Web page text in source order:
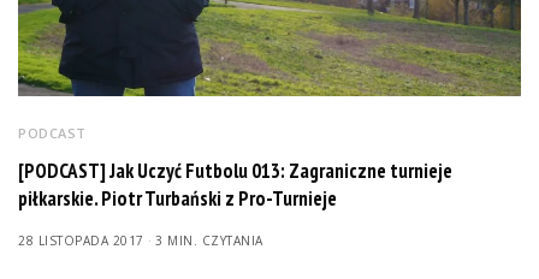
PODCAST
[PODCAST] Jak Uczyć Futbolu 013: Zagraniczne turnieje
piłkarskie. Piotr Turbański z Pro-Turnieje
28 LISTOPADA 2017 3 MIN. CZYTANIA